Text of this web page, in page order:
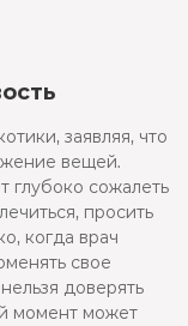
заявляя, что
вещей.
глубоко сожалеть
просить
когда врач
свое
доверять
момент может